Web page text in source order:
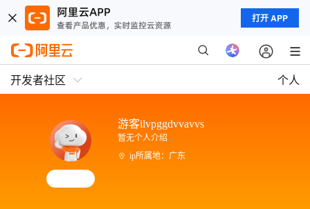
打开 APP
开发者社区 个人
游客ilvpggdvvavvs
暂无个人介绍
ip所属地：广东